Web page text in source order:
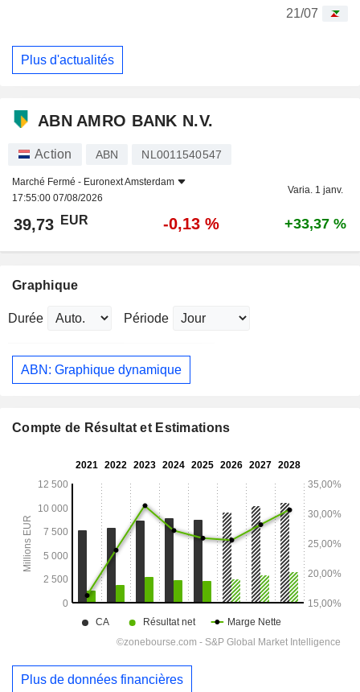
21/07
Plus d'actualités
ABN AMRO BANK N.V.
Action ABN NL0011540547
Marché Fermé - Euronext Amsterdam
17:55:00 07/08/2026
Varia. 1 janv.
39,73 EUR -0,13 % +33,37 %
Graphique
Durée Période
ABN: Graphique dynamique
Compte de Résultat et Estimations
Plus de données financières